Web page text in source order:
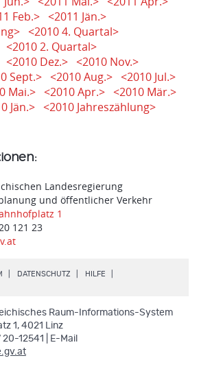
Feb.> <2011 Jän.>
<2010 4. Quartal>
<2010 2. Quartal>
<2010 Dez.> <2010 Nov.>
Sept.> <2010 Aug.> <2010 Jul.>
Mai.> <2010 Apr.> <2010 Mär.>
Jän.> <2010 Jahreszählung>
Landesregierung
und öffentlicher Verkehr
1
121 23
DATENSCHUTZ HILFE
Raum-Informations-System
1, 4021 Linz
20-12541 | E-Mail